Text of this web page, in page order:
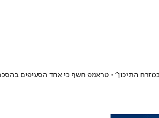
התיכון" • טראמפ חשף כי אחד הסעיפים